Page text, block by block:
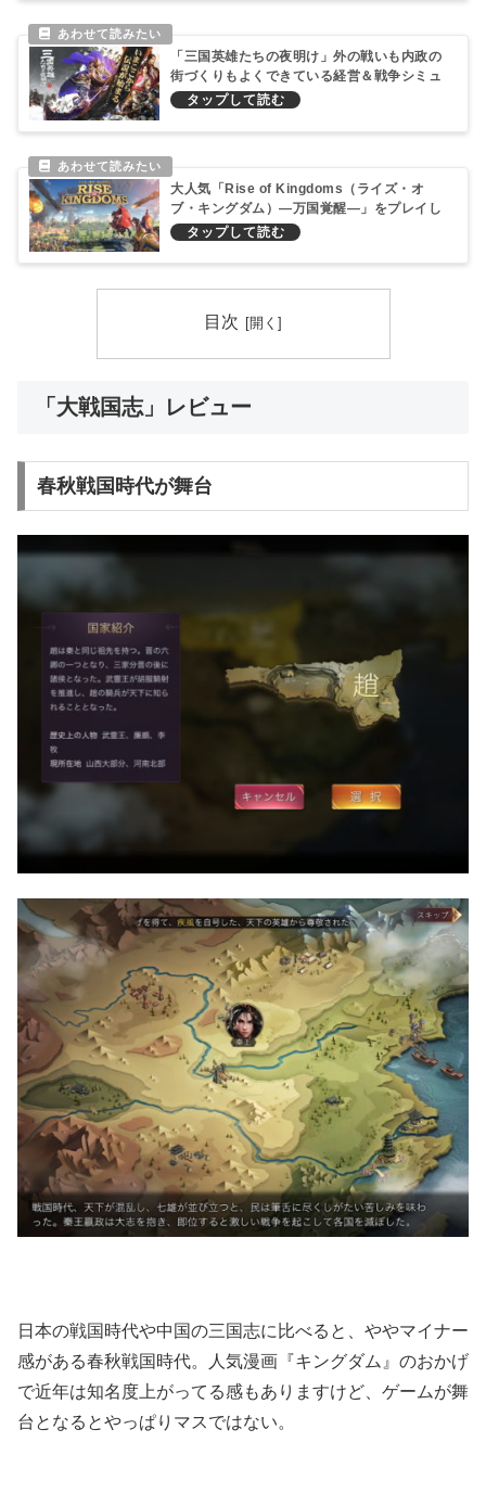
「三国英雄たちの夜明け」外の戦いも内政の
街づくりもよくできている経営＆戦争シミュ
レーションゲーム！
大人気「Rise of Kingdoms（ライズ・オ
ブ・キングダム）―万国覚醒―」をプレイし
てみた！ただの神ゲーだったようだ！
目次
「大戦国志」レビュー
春秋戦国時代が舞台
日本の戦国時代や中国の三国志に比べると、ややマイナー
感がある春秋戦国時代。人気漫画『キングダム』のおかげ
で近年は知名度上がってる感もありますけど、ゲームが舞
台となるとやっぱりマスではない。